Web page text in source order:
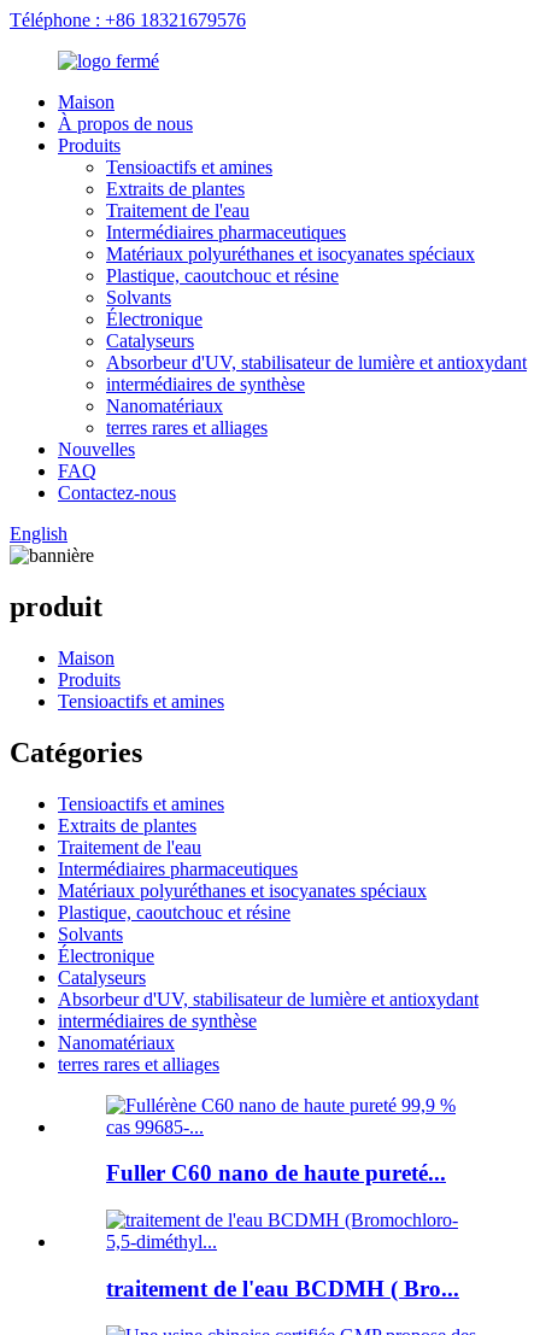
Téléphone : +86 18321679576
Maison
À propos de nous
Produits
Tensioactifs et amines
Extraits de plantes
Traitement de l'eau
Intermédiaires pharmaceutiques
Matériaux polyuréthanes et isocyanates spéciaux
Plastique, caoutchouc et résine
Solvants
Électronique
Catalyseurs
Absorbeur d'UV, stabilisateur de lumière et antioxydant
intermédiaires de synthèse
Nanomatériaux
terres rares et alliages
Nouvelles
FAQ
Contactez-nous
English
produit
Maison
Produits
Tensioactifs et amines
Catégories
Tensioactifs et amines
Extraits de plantes
Traitement de l'eau
Intermédiaires pharmaceutiques
Matériaux polyuréthanes et isocyanates spéciaux
Plastique, caoutchouc et résine
Solvants
Électronique
Catalyseurs
Absorbeur d'UV, stabilisateur de lumière et antioxydant
intermédiaires de synthèse
Nanomatériaux
terres rares et alliages
Fuller C60 nano de haute pureté...
traitement de l'eau BCDMH ( Bro...